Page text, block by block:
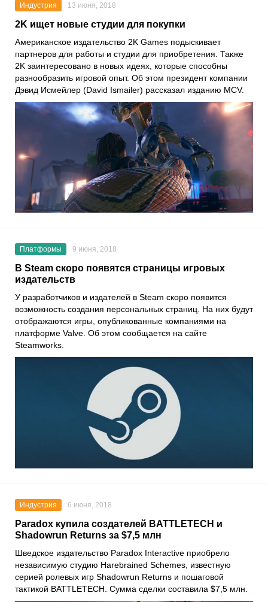
Индустрия 13 июня, 2018
2K ищет новые студии для покупки
Американское издательство 2K Games подыскивает
партнеров для работы и студии для приобретения. Также
2K заинтересовано в новых идеях, которые способны
разнообразить игровой опыт. Об этом президент компании
Дэвид Исмейлер (David Ismailer) рассказал изданию MCV.
Платформы 9 июня, 2018
В Steam скоро появятся страницы игровых
издательств
У разработчиков и издателей в Steam скоро появится
возможность создания персональных страниц. На них будут
отображаются игры, опубликованные компаниями на
платформе Valve. Об этом сообщается на сайте
Steamworks.
Индустрия 6 июня, 2018
Paradox купила создателей BATTLETECH и
Shadowrun Returns за $7,5 млн
Шведское издательство Paradox Interactive приобрело
независимую студию Harebrained Schemes, известную
серией ролевых игр Shadowrun Returns и пошаговой
тактикой BATTLETECH. Сумма сделки составила $7,5 млн.